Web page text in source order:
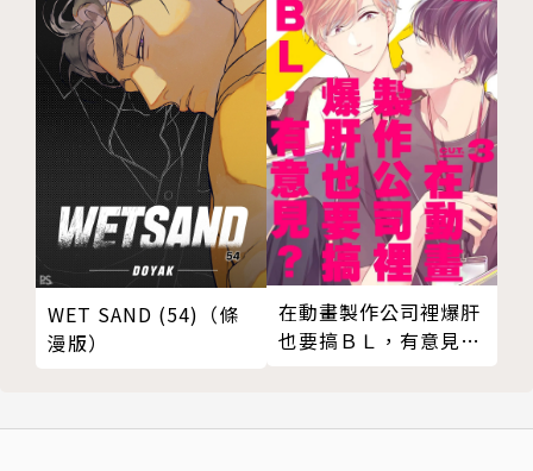
WET SAND (54)（條
漫版）
在動畫製作公司裡爆肝
也要搞ＢＬ，有意見？